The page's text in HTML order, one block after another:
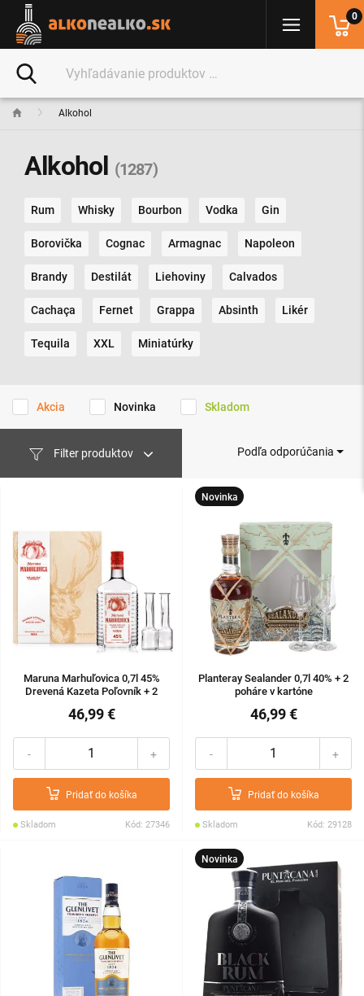
Alkohol
Alkohol (1287)
Rum Whisky Bourbon Vodka Gin
Borovička Cognac Armagnac Napoleon
Brandy Destilát Liehoviny Calvados
Cachaça Fernet Grappa Absinth Likér
Tequila XXL Miniatúrky
Akcia Novinka Skladom
Filter produktov Podľa odporúčania
Maruna Marhuľovica 0,7l 45%
Drevená Kazeta Poľovník + 2
46,99 €
- +
Pridať do košíka
Skladom Kód: 27346
Novinka
Planteray Sealander 0,7l 40% + 2
poháre v kartóne
46,99 €
- +
Pridať do košíka
Skladom Kód: 29128
Novinka
0